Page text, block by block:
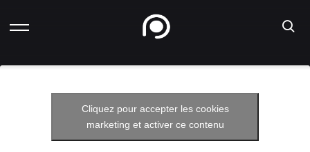
Cliquez pour accepter les cookies
marketing et activer ce contenu